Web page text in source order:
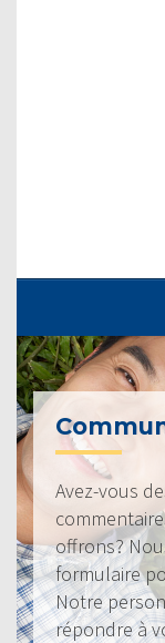
Avez-vous
offrons?
formulaire
Notre
répondre à